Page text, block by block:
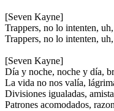
[Seven Kayne]
Trappers, no lo intenten,
Trappers, no lo intenten,
[Seven Kayne]
Día y noche, noche y día,
La vida no nos valía,
Divisiones igualadas,
Patrones acomodados,